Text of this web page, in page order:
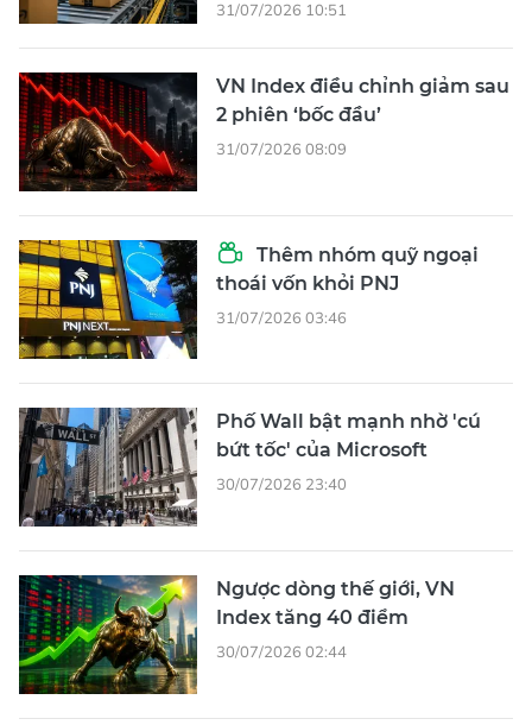
31/07/2026 10:51
VN Index điều chỉnh giảm sau
2 phiên ‘bốc đầu’
31/07/2026 08:09
Thêm nhóm quỹ ngoại
thoái vốn khỏi PNJ
31/07/2026 03:46
Phố Wall bật mạnh nhờ 'cú
bứt tốc' của Microsoft
30/07/2026 23:40
Ngược dòng thế giới, VN
Index tăng 40 điểm
30/07/2026 02:44